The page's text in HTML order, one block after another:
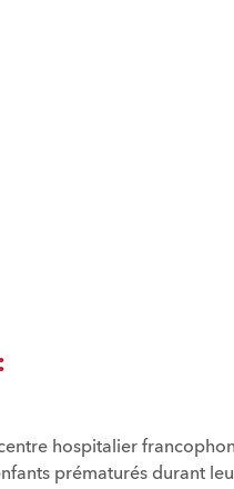
hospitalier
prématurés durant